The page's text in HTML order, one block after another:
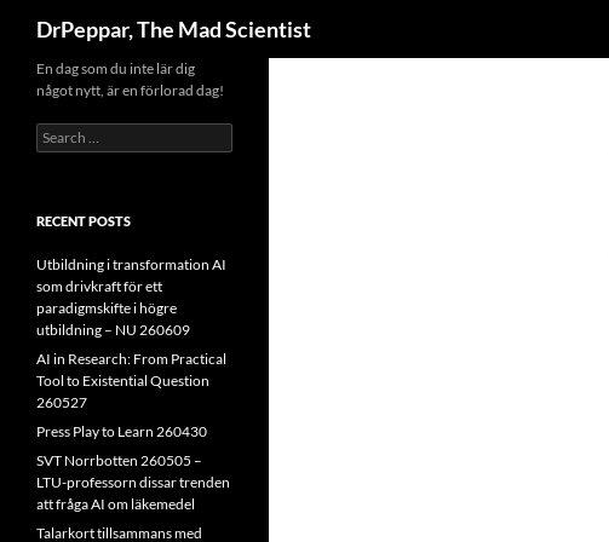
content
DrPeppar, The Mad Scientist
En dag som du inte lär dig
något nytt, är en förlorad dag!
Search
for:
RECENT POSTS
Utbildning i transformation AI
som drivkraft för ett
paradigmskifte i högre
utbildning – NU 260609
AI in Research: From Practical
Tool to Existential Question
260527
Press Play to Learn 260430
SVT Norrbotten 260505 –
LTU-professorn dissar trenden
att fråga AI om läkemedel
Talarkort tillsammans med